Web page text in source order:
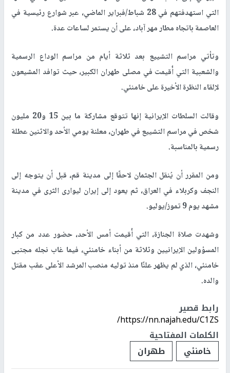
التي استهدفتهم في 28 شباط/فبراير الماضي، عبر شوارع رئيسية في
العاصمة باتجاه مطار مهر آباد، على أن يستمر لساعات عدة.
وتأتي مراسم التشييع بعد ثلاثة أيام من مراسم الوداع الرسمية
والشعبية التي أُقيمت في مصلى طهران الكبير، حيث توافد المشيعون
لإلقاء النظرة الأخيرة على خامنئي.
وقالت السلطات الإيرانية إنها تتوقع مشاركة ما بين 15 و20 مليون
شخص في مراسم التشييع في طهران، معلنة يومي الأحد والاثنين عطلة
رسمية بالمناسبة.
ومن المقرر أن يُنقل الجثمان لاحقًا إلى مدينة قم، قبل أن يتوجه إلى
النجف وكربلاء في العراق، ثم يعود إلى إيران ليوارى الثرى في مدينة
مشهد يوم 9 تموز/يوليو.
وشهدت صلاة الجنازة، التي أُقيمت أمس الأحد، حضور عدد من كبار
المسؤولين الإيرانيين وثلاثة من أبناء خامنئي، فيما غاب نجله مجتبى
خامنئي، الذي لم يظهر علنًا منذ توليه منصب المرشد الأعلى عقب مقتل
والده.
رابط قصير
https://nn.najah.edu/C1ZS/
الكلمات المفتاحية
خامنئي
طهران